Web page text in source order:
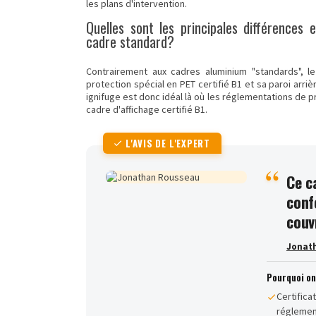
les plans d'intervention.
Quelles sont les principales
cadre standard?
Contrairement aux cadres aluminium
protection spécial en PET certifié B1 et sa paroi
ignifuge est donc idéal là où les réglementations de
cadre d'affichage certifié B1.
L'AVIS DE L'EXPERT
Ce
Pourquoi